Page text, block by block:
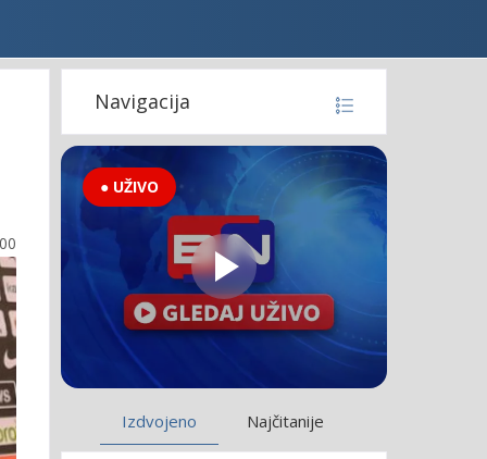
Navigacija
● UŽIVO
Izdvojeno Najčitanije